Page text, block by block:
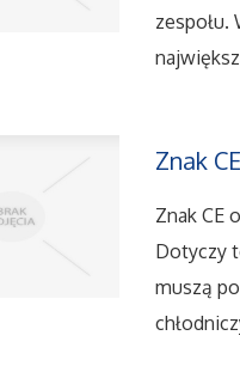
Znak
Znak CE
Dotyczy
muszą